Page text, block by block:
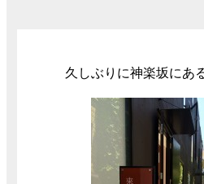
久しぶりに神楽坂にあ